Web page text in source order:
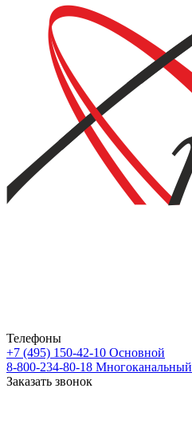
Телефоны
+7 (495) 150-42-10 Основной
8-800-234-80-18 Многоканальный
Заказать звонок